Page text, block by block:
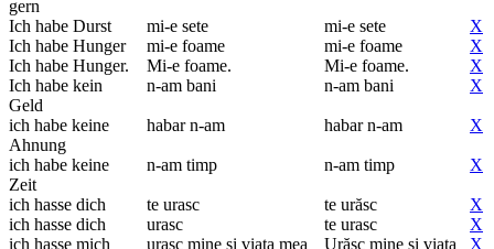
gern
Ich habe Durst mi-e sete mi-e sete
X
Ich habe Hunger
mi-e foame mi-e foame
X
Ich habe Hunger.
Mi-e foame. Mi-e foame.
X
Ich habe kein
Geld
n-am bani n-am bani X
ich habe keine
Ahnung
habar n-am habar n-am X
ich habe keine
Zeit
n-am timp n-am timp X
ich hasse dich te urasc te urăsc
X
ich hasse dich
urasc te urasc
X
ich hasse mich
urasc mine si viata mea
Urăsc mine şi viaţa
X